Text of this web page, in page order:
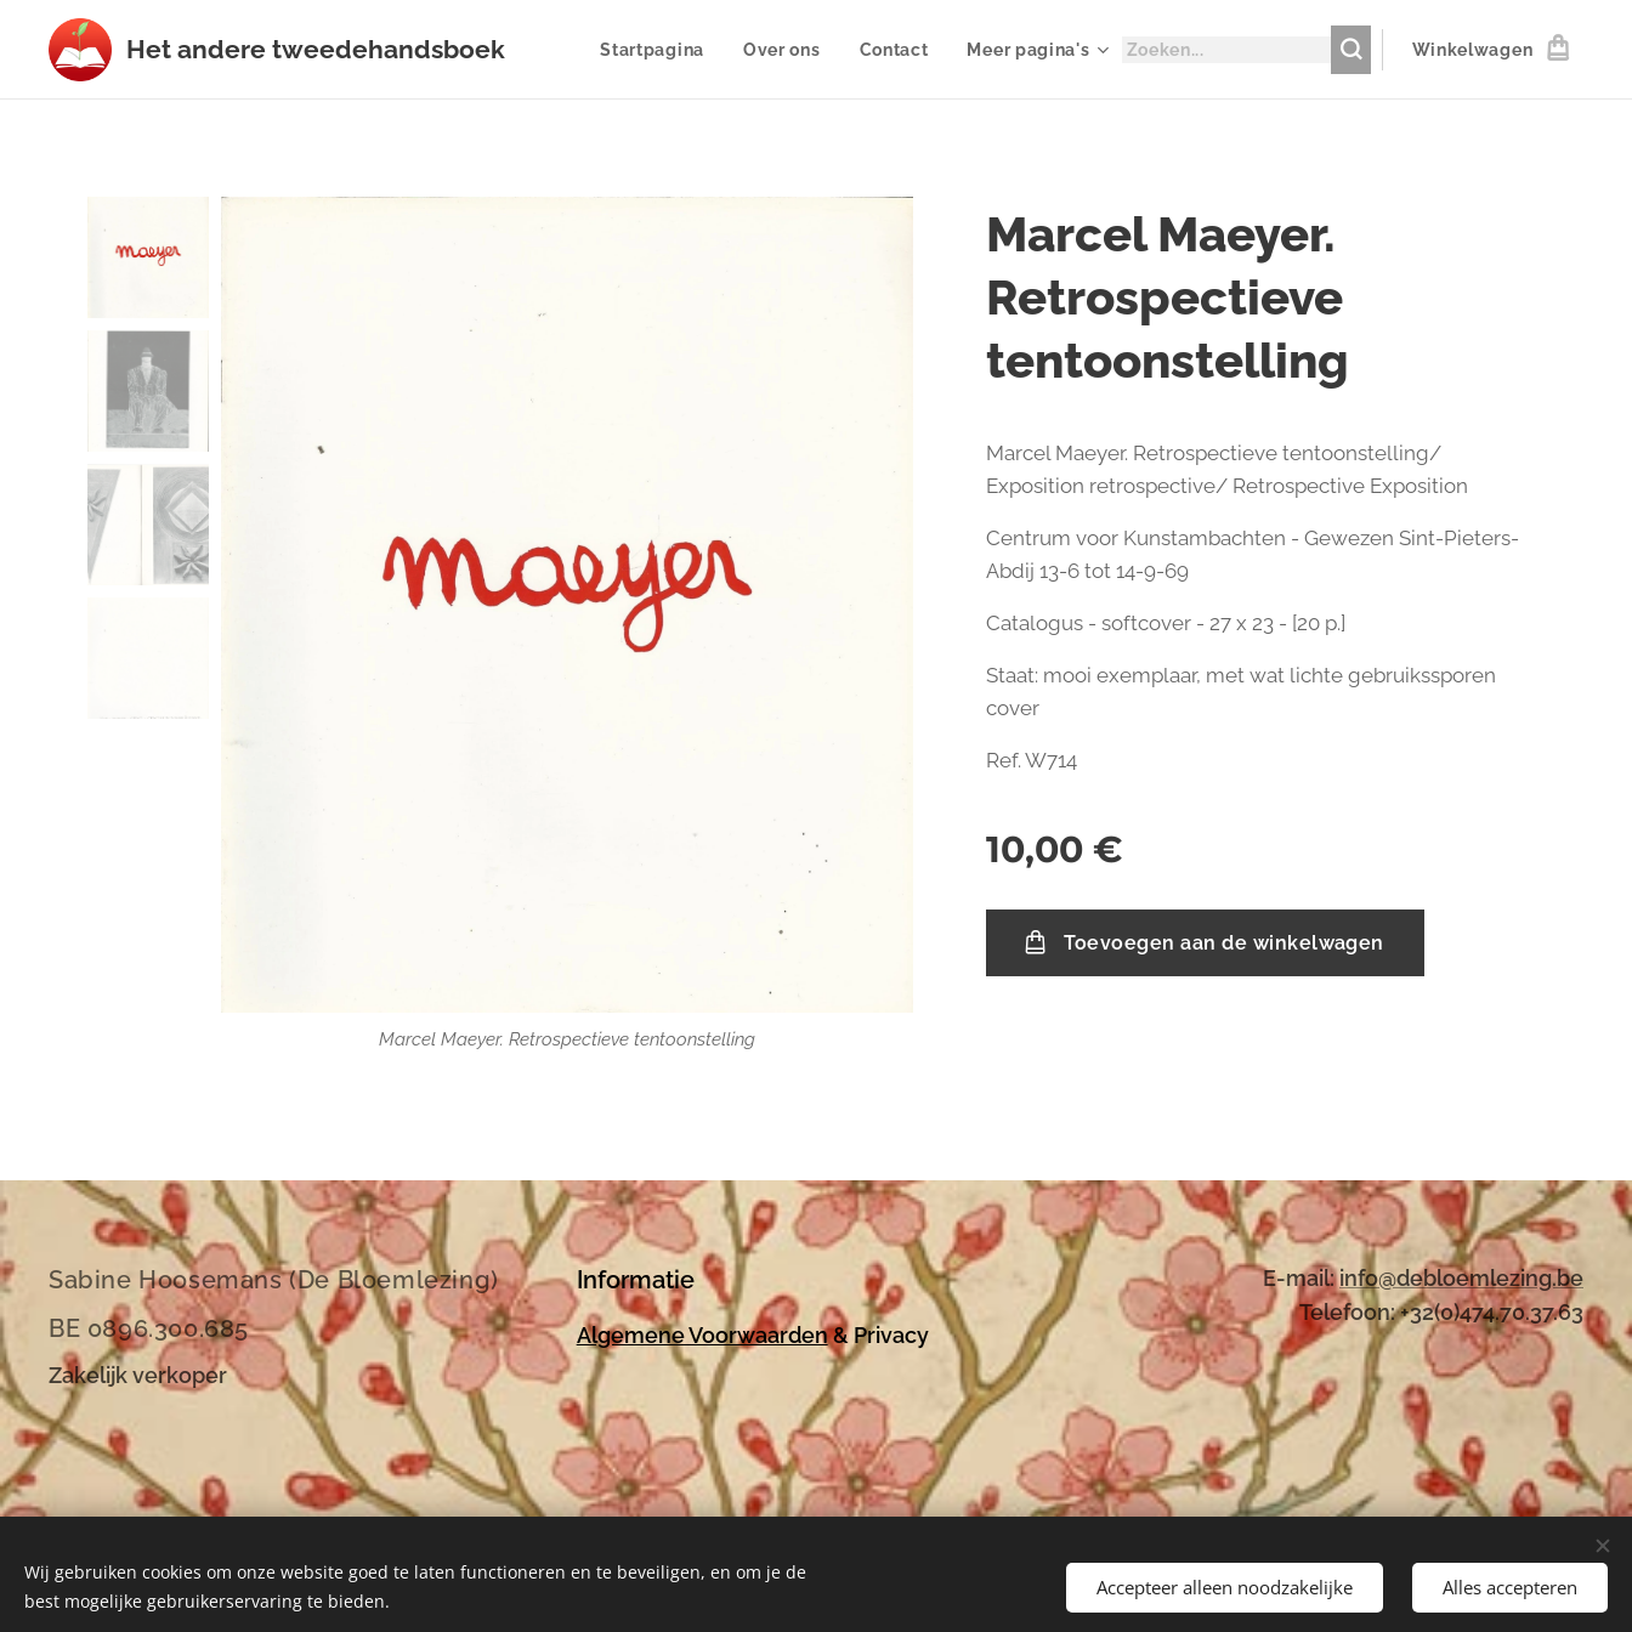
Het andere tweedehandsboek Startpagina Over ons Contact Meer pagina's Winkelwagen
Marcel Maeyer.
Retrospectieve
tentoonstelling
Marcel Maeyer. Retrospectieve tentoonstelling
Marcel Maeyer. Retrospectieve tentoonstelling
Marcel Maeyer. Retrospectieve tentoonstelling/
Exposition retrospective/ Retrospective Exposition
Centrum voor Kunstambachten - Gewezen Sint-Pieters-
Abdij 13-6 tot 14-9-69
Catalogus - softcover - 27 x 23 - [20 p.]
Staat: mooi exemplaar, met wat lichte gebruikssporen
cover
Ref. W714
10,00 €
Toevoegen aan de winkelwagen
Sabine Hoosemans (De Bloemlezing)
BE 0896.300.685
Zakelijk verkoper
Informatie
Algemene Voorwaarden& Privacy
E-mail:info@debloemlezing.be
Telefoon: +32(0)474.70.37.63
Wij gebruiken cookies om onze website goed te laten functioneren en te beveiligen, en om je de
best mogelijke gebruikerservaring te bieden.
Accepteer alleen noodzakelijke Alles accepteren